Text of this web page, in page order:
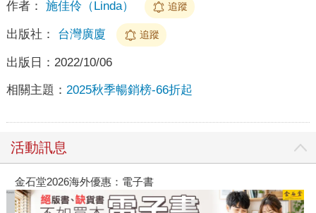
作者： 施佳伶（Linda） 追蹤
出版社： 台灣廣廈 追蹤
出版日： 2022/10/06
相關主題： 2025秋季暢銷榜-66折起
活動訊息
金石堂2026海外優惠：電子書